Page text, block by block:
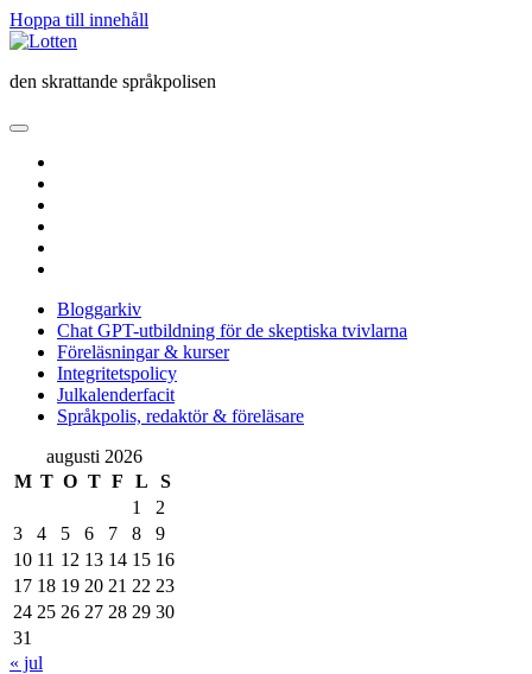
Hoppa till innehåll
Lotten
den skrattande språkpolisen
öppna
meny
Bloggarkiv
Chat GPT-utbildning för de skeptiska tvivlarna
Föreläsningar & kurser
Integritetspolicy
Julkalenderfacit
Språkpolis, redaktör & föreläsare
Sidopanel
augusti 2026
M T O T F L
S
1
2
3
4 5 6 7 8
9
10 11 12 13 14 15 16
17 18 19 20 21 22 23
24 25 26 27 28 29 30
31
« jul